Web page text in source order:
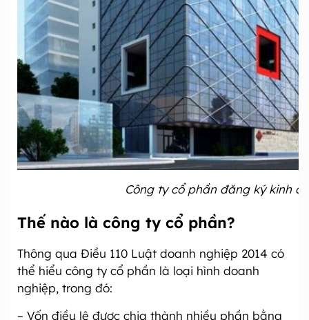
Công ty cổ phần đăng ký kinh
Thế nào là công ty cổ phần?
Thông qua Điều 110 Luật doanh nghiệp 2014 có
thể hiểu công ty cổ phần là loại hình doanh
nghiệp, trong đó:
– Vốn điều lệ được chia thành nhiều phần bằng